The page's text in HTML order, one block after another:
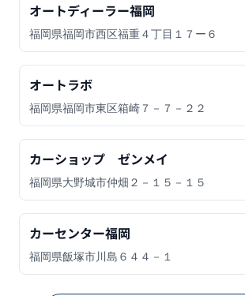
オートディーラー福岡
福岡県福岡市西区福重４丁目１７ー６
オートラボ
福岡県福岡市東区箱崎７－７－２２
カーショップ ゼンメイ
福岡県大野城市仲畑２－１５－１５
カーセンター福岡
福岡県飯塚市川島６４４－１